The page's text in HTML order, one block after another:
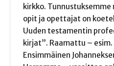
kirkko. Tunnustuksemme
opit ja opettajat on
Uuden testamentin
kirjat”. Raamattu –
Ensimmäinen